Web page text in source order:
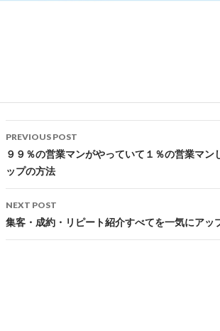
Post
navigation
PREVIOUS POST
９９％の営業マンがやっていて１％の営業マン
ップの方法
NEXT POST
集客・成約・リピート紹介すべてを一気にアッ